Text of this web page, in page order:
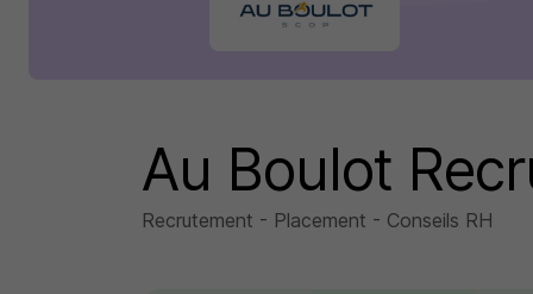
Au Boulot
Recrutement - Placement - Conseils RH